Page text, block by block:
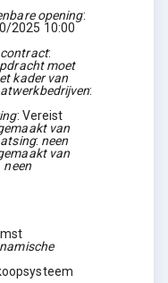
opening:
2025 10:00
:
moet
kader van
:
: Vereist
van
: neen
van
neen